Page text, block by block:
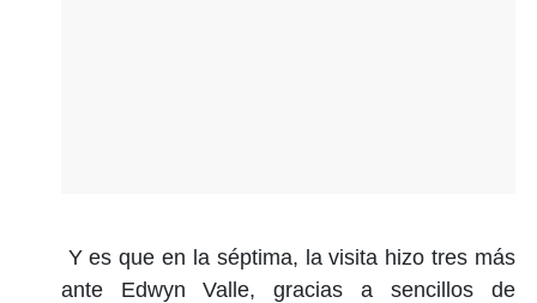
Y es que en la séptima, la visita hizo tres más
ante Edwyn Valle, gracias a sencillos de